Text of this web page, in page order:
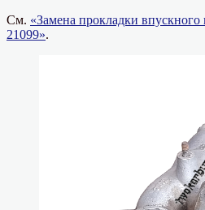
См. «Замена прокладки
21099».